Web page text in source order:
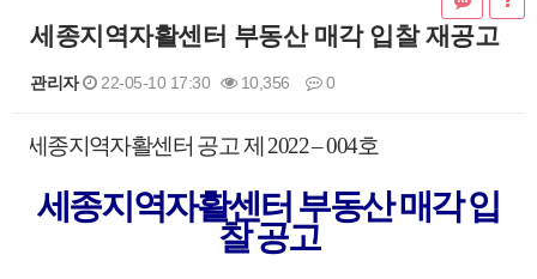
세종지역자활센터 부동산 매각 입찰 재공고
관리자 22-05-10 17:30 10,356 0
본문
세종지역자활센터 공고 제 2022–004호
세종지역자활센터 부동산 매각 입
찰 공고